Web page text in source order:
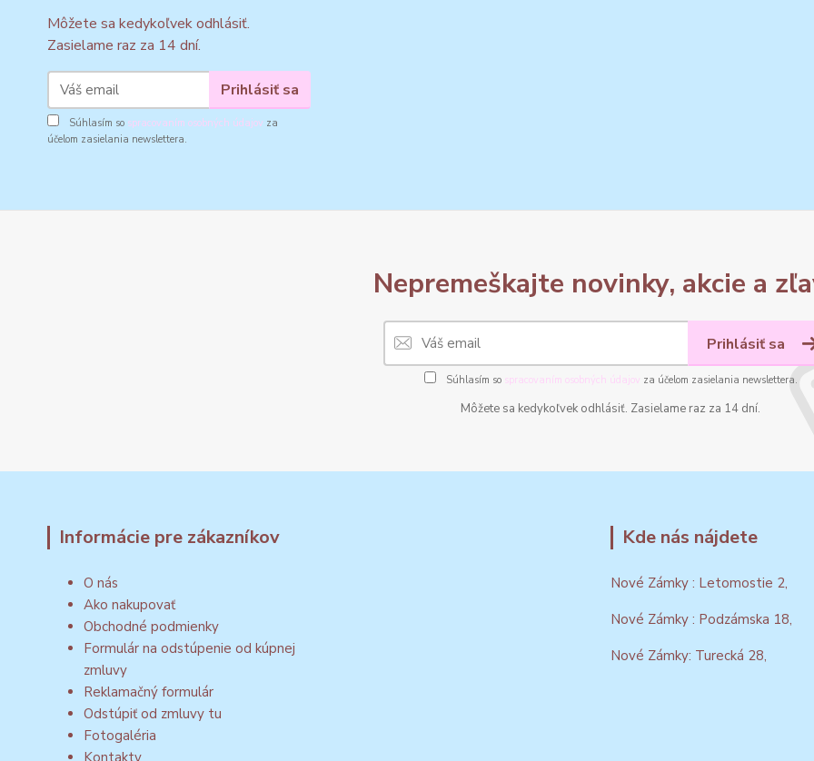
Môžete sa kedykoľvek odhlásiť.
Zasielame raz za 14 dní.
Prihlásiť sa
Súhlasím so spracovaním osobných údajov za
účelom zasielania newslettera.
Nepremeškajte novinky, akcie a
Prihlásiť sa
Súhlasím so spracovaním osobných údajov za účelom zasielania newslettera.
Môžete sa kedykoľvek odhlásiť. Zasielame raz za 14 dní.
Informácie pre zákazníkov
O nás
Ako nakupovať
Obchodné podmienky
Formulár na odstúpenie od kúpnej
zmluvy
Reklamačný formulár
Odstúpiť od zmluvy tu
Fotogaléria
Kontakty
Kde nás nájdete
Nové Zámky : Letomostie 2,
Nové Zámky : Podzámska 18,
Nové Zámky: Turecká 28,